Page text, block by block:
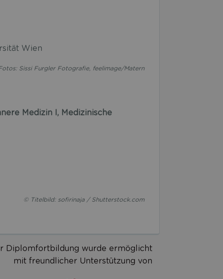
Wien
Sissi Furgler Fotografie, feelimage/Matern
Medizin I, Medizinische
© Titelbild: sofirinaja / Shutterstock.com
Diplomfortbildung wurde ermöglicht
mit freundlicher Unterstützung von